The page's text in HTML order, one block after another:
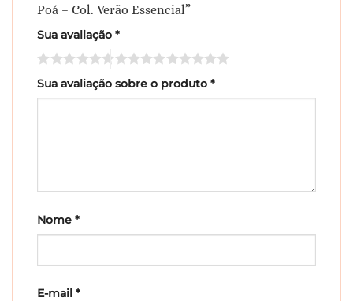
Poá – Col. Verão Essencial”
Sua avaliação *
Sua avaliação sobre o produto *
Nome *
E-mail *